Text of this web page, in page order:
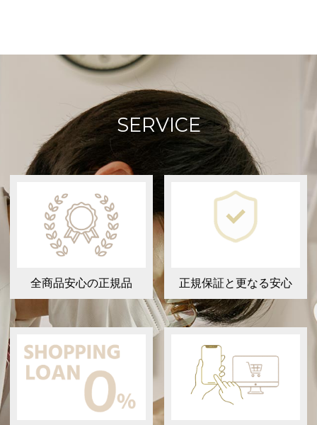
SERVICE
全商品安心の正規品 正規保証と更なる安心